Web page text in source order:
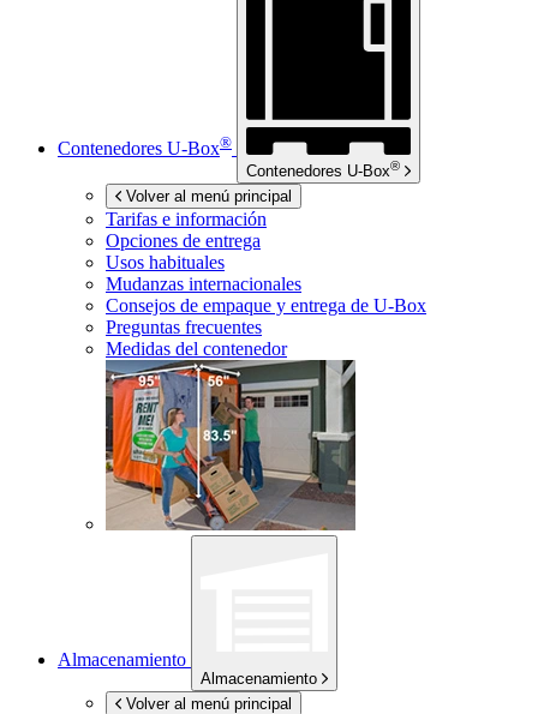
Contenedores U-Box®
Contenedores U-Box®
Volver al menú principal
Tarifas e información
Opciones de entrega
Usos habituales
Mudanzas internacionales
Consejos de empaque y entrega de U-Box
Preguntas frecuentes
Medidas del contenedor
Almacenamiento
Almacenamiento
Volver al menú principal